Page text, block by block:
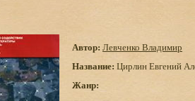
Автор: Левченко Владимир
Название: Цирлин Евгений
Жанр: